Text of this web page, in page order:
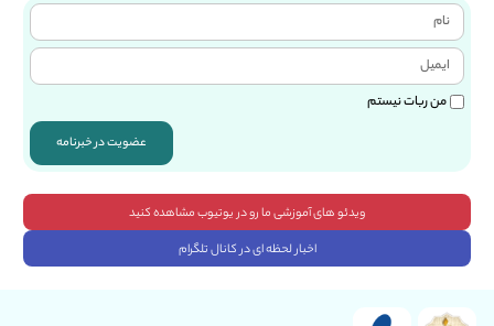
من ربات نیستم
عضویت در خبرنامه
ویدئو های آموزشی ما رو در یوتیوب مشاهده کنید
اخبار لحظه ای در کانال تلگرام